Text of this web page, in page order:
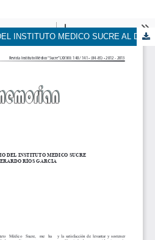
HOMENAJE POSTUMO DEL INSTITUTO MEDICO SUCRE AL Dr. GERARDO RÍOS GARCIA